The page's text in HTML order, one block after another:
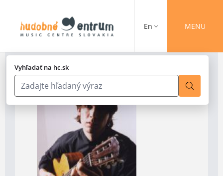
Vyhľadať na hc.sk
En MENU